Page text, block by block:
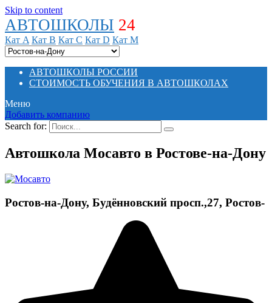
Skip to content
АВТОШКОЛЫ 24
Кат A Кат B Кат C Кат D Кат M
АВТОШКОЛЫ РОССИИ
СТОИМОСТЬ ОБУЧЕНИЯ В АВТОШКОЛАХ
Меню
Добавить компанию
Search for:
Автошкола Мосавто в Ростове-на-Дону
Ростов-на-Дону, Будённовский просп.,27, Ростов-